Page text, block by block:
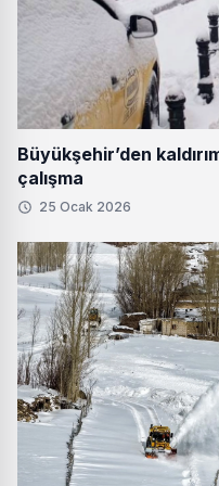
Büyükşehir’den
çalışma
25 Ocak 2026